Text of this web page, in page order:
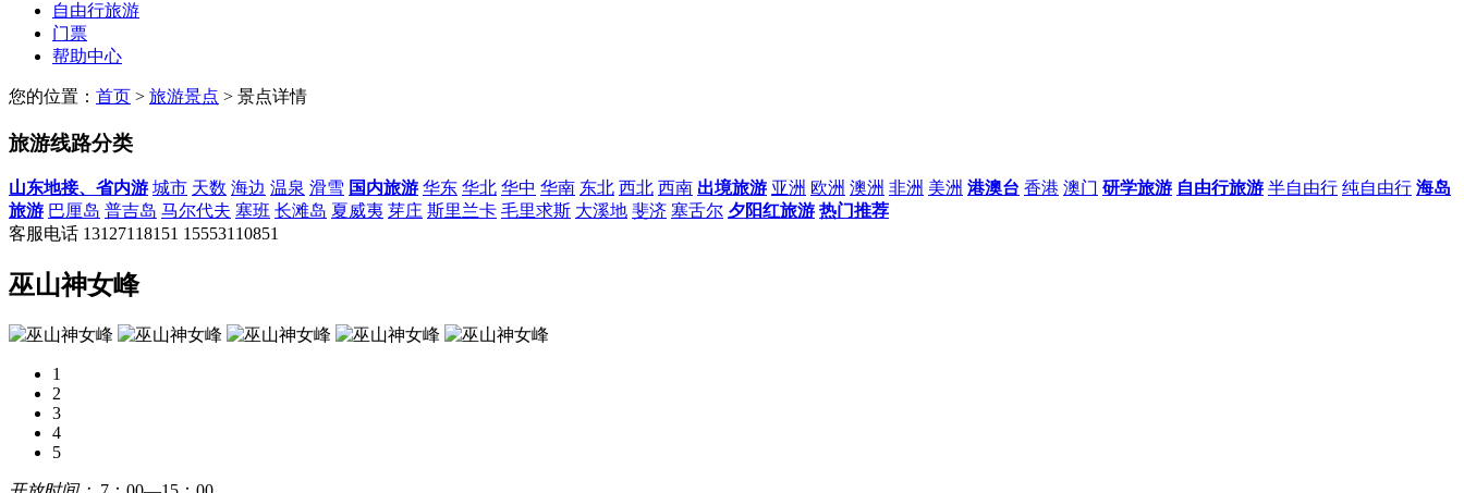
自由行旅游
门票
帮助中心
您的位置： 首页 > 旅游景点 > 景点详情
旅游线路分类
山东地接、省内游 城市 天数 海边 温泉 滑雪 国内旅游 华东 华北 华中 华南 东北 西北 西南 出境旅游 亚洲 欧洲 澳洲 非洲 美洲 港澳台 香港 澳门 研学旅游 自由行旅游 半自由行 纯自由行 海岛
旅游 巴厘岛 普吉岛 马尔代夫 塞班 长滩岛 夏威夷 芽庄 斯里兰卡 毛里求斯 大溪地 斐济 塞舌尔 夕阳红旅游 热门推荐
客服电话 13127118151 15553110851
巫山神女峰
1
2
3
4
5